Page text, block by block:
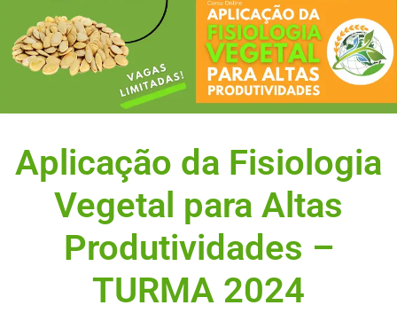
Aplicação da Fisiologia
Vegetal para Altas
Produtividades –
TURMA 2024